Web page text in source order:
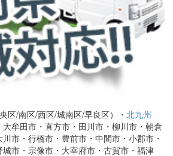
区/南区/西区/城南区/早良区）・ 北九州
大牟田市・直方市・田川市・柳川市・朝倉
市・行橋市・豊前市・中間市・小郡市・
市・宗像市・大宰府市・古賀市・福津